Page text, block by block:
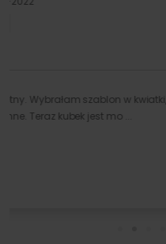
Super jest ten kubek